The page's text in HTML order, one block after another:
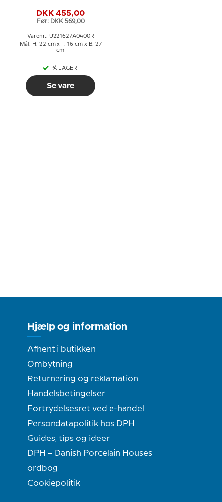
rosa silke stof
DKK 455,00
Før: DKK 569,00
Varenr.: U221627A0400R
Mål: H: 22 cm x T: 16 cm x B: 27
cm
PÅ LAGER
Se vare
Hjælp og information
Afhent i butikken
Ombytning
Returnering og reklamation
Handelsbetingelser
Fortrydelsesret ved e-handel
Persondatapolitik hos DPH
Guides, tips og ideer
DPH – Danish Porcelain Houses
ordbog
Cookiepolitik